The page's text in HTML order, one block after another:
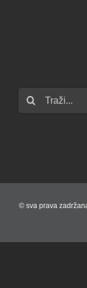
Traži...
© sva prava